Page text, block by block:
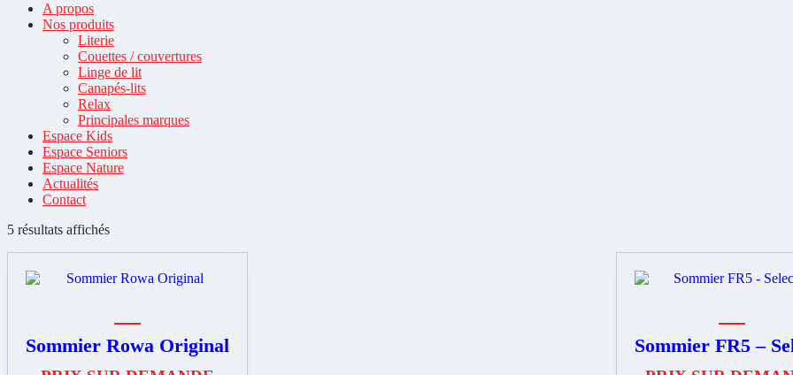
A propos
Nos produits
Literie
Couettes / couvertures
Linge de lit
Canapés-lits
Relax
Principales marques
Espace Kids
Espace Seniors
Espace Nature
Actualités
Contact
5 résultats affichésTrié
récent
ancien
Sommier Rowa Original Sommier FR5 –